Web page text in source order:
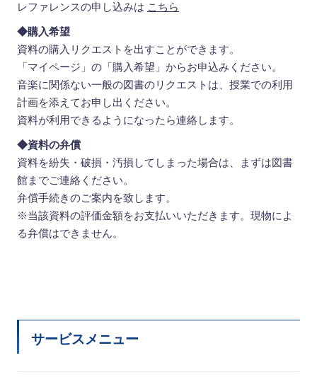
レファレンスの申し込みは こちら
◆購入希望
資料の購入リクエストを出すことができます。
「マイページ」の「購入希望」からお申込みください。
音楽に関係ない一般の図書のリクエストは、授業での利用
計画を添えてお申し出ください。
資料が利用できるようになったら連絡します。
◆資料の弁償
資料を紛失・破損・汚損してしまった場合は、まずは図書
館までご連絡ください。
弁償手続きのご案内を致します。
※当該資料の評価金額をお支払いいただきます。現物によ
る弁償はできません。
サービスメニュー